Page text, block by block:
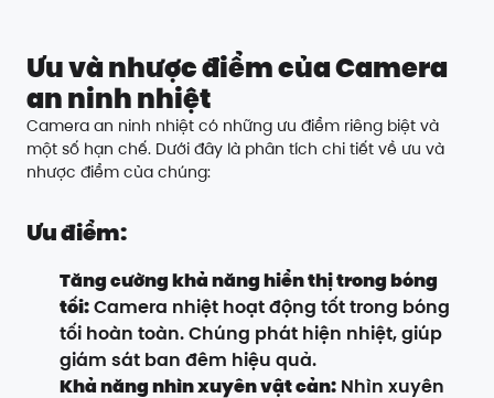
Ưu và nhược điểm của Camera
an ninh nhiệt
Camera an ninh nhiệt có những ưu điểm riêng biệt và
một số hạn chế. Dưới đây là phân tích chi tiết về ưu và
nhược điểm của chúng:
Ưu điểm:
Tăng cường khả năng hiển thị trong bóng
tối:Camera nhiệt hoạt động tốt trong bóng
tối hoàn toàn. Chúng phát hiện nhiệt, giúp
giám sát ban đêm hiệu quả.
Khả năng nhìn xuyên vật cản: Nhìn xuyên